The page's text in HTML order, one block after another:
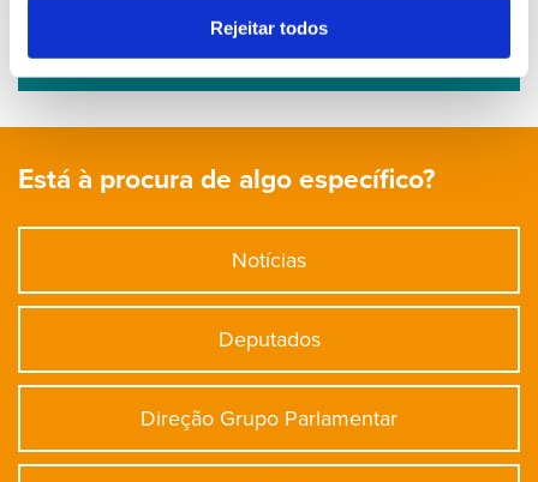
Rejeitar todos
No Parlamento
Está à procura de algo específico?
Notícias
Deputados
Direção Grupo Parlamentar